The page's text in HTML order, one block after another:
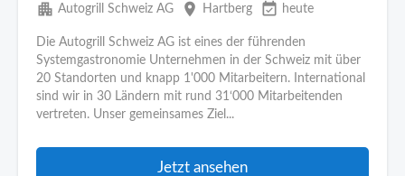
apartment Autogrill Schweiz AG place Hartberg event_available heute
Die Autogrill Schweiz AG ist eines der führenden
Systemgastronomie Unternehmen in der Schweiz mit über
20 Standorten und knapp 1'000 Mitarbeitern. International
sind wir in 30 Ländern mit rund 31‘000 Mitarbeitenden
vertreten. Unser gemeinsames Ziel...
Jetzt ansehen